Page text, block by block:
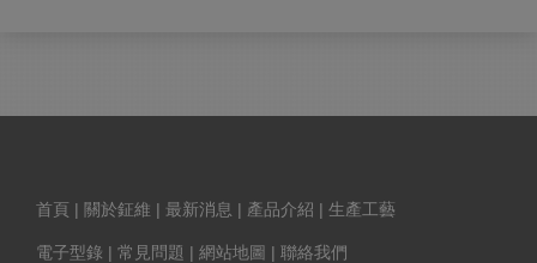
首頁 | 關於鉦維 | 最新消息 | 產品介紹 | 生產工藝
電子型錄 | 常見問題 | 網站地圖 | 聯絡我們